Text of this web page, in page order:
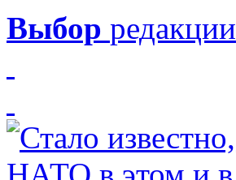
Выбор редакции